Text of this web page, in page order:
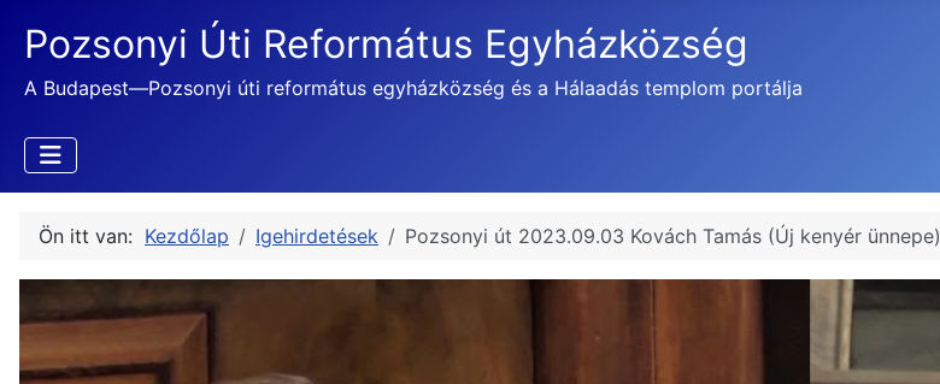
Pozsonyi Úti Református Egyházközség
A Budapest—Pozsonyi úti református egyházközség és a Hálaadás templom portálja
Ön itt van: Kezdőlap Igehirdetések Pozsonyi út 2023.09.03 Kovách Tamás (Új kenyér ünnepe)